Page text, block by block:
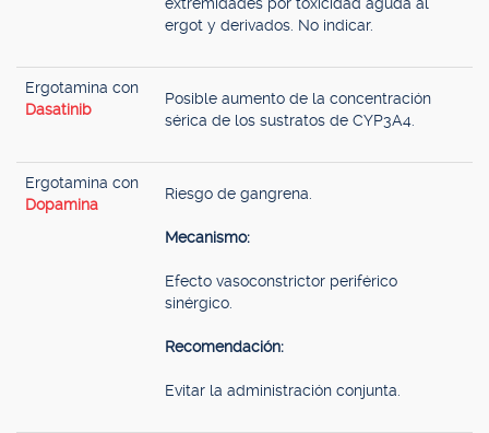
ergot y derivados. No indicar.
Ergotamina con
Dasatinib
Posible aumento de la concentración
sérica de los sustratos de CYP3A4.
Ergotamina con
Dopamina
Riesgo de gangrena.
Mecanismo:
Efecto vasoconstrictor periférico
sinérgico.
Recomendación:
Evitar la administración conjunta.